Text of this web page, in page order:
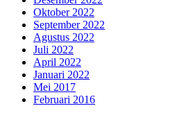
Oktober 2022
September 2022
Agustus 2022
Juli 2022
April 2022
Januari 2022
Mei 2017
Februari 2016